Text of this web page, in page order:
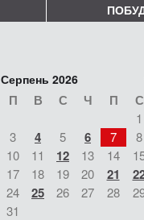
Серпень 2026
П В С Ч П С
1
3 4 5 6 7 8
10
11 12 13 14
17
18 19 20 21
24
25 26 27 28
31